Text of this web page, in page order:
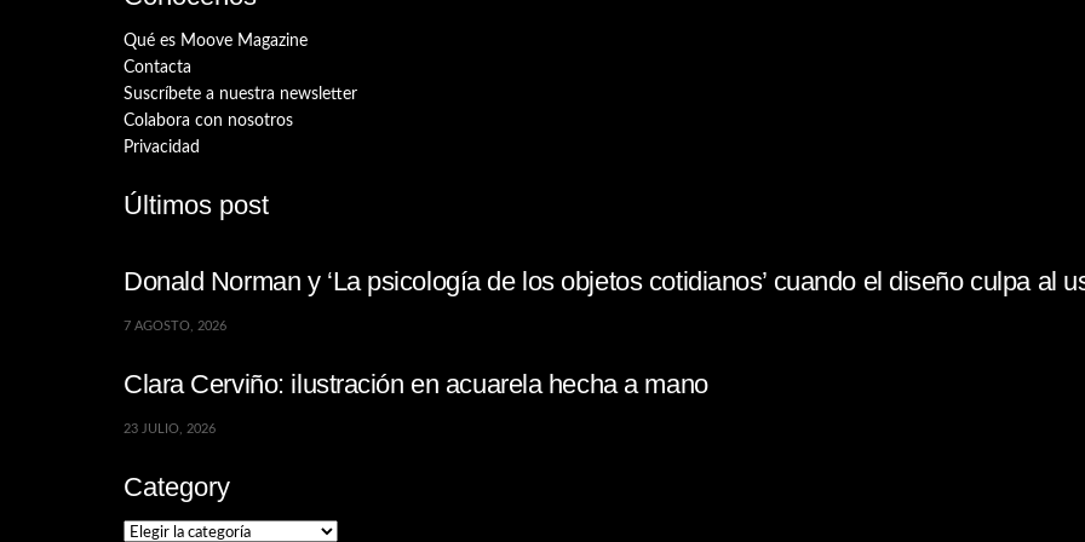
Qué es Moove Magazine
Contacta
Suscríbete a nuestra newsletter
Colabora con nosotros
Privacidad
Últimos post
Donald Norman y ‘La psicología de los objetos cotidianos’ cuando el diseño culpa al
7 AGOSTO, 2026
Clara Cerviño: ilustración en acuarela hecha a mano
23 JULIO, 2026
Category
Category